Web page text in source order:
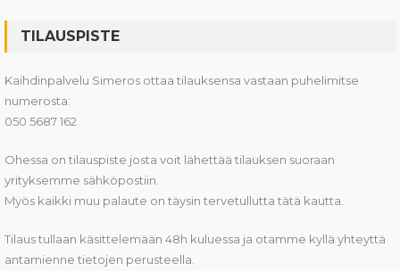
TILAUSPISTE
Kaihdinpalvelu Simeros ottaa tilauksensa vastaan puhelimitse
numerosta:
050 5687 162
Ohessa on tilauspiste josta voit lähettää tilauksen suoraan
yrityksemme sähköpostiin.
Myös kaikki muu palaute on täysin tervetullutta tätä kautta.
Tilaus tullaan käsittelemään 48h kuluessa ja otamme kyllä yhteyttä
antamienne tietojen perusteella.